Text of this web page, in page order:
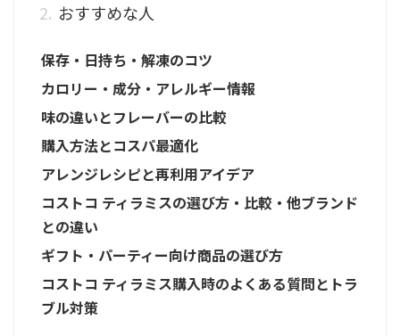
おすすめな人
保存・日持ち・解凍のコツ
カロリー・成分・アレルギー情報
味の違いとフレーバーの比較
購入方法とコスパ最適化
アレンジレシピと再利用アイデア
コストコ ティラミスの選び方・比較・他ブランド
との違い
ギフト・パーティー向け商品の選び方
コストコ ティラミス購入時のよくある質問とトラ
ブル対策